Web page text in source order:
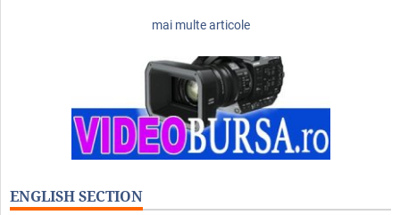
mai multe articole
ENGLISH SECTION